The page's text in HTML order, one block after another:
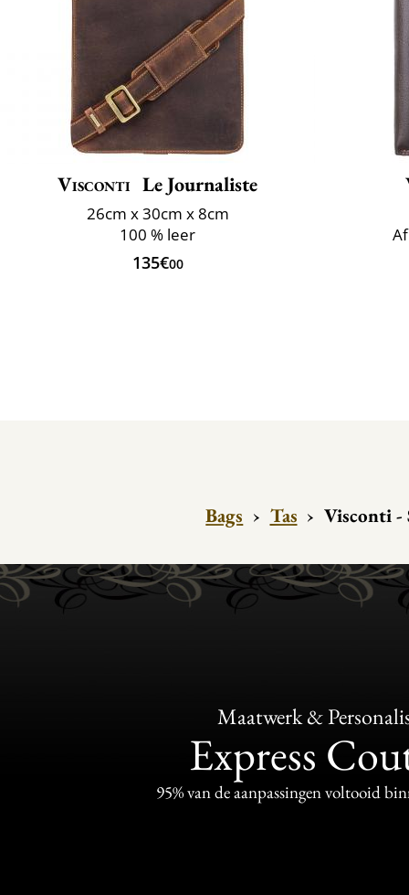
Visconti Le Journaliste
26cm x 30cm x 8cm
100 % leer
135€00
Bags › Tas › Visconti -
Maatwerk &
Express
95% van de aanpassingen voltooid